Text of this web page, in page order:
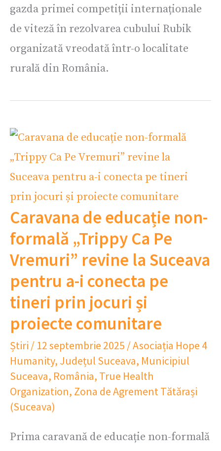
gazda primei competiții internaționale
de viteză în rezolvarea cubului Rubik
organizată vreodată într-o localitate
rurală din România.
Caravana de educație non-
formală „Trippy Ca Pe
Vremuri” revine la Suceava
pentru a-i conecta pe
tineri prin jocuri și
proiecte comunitare
Știri / 12 septembrie 2025 /Asociația Hope 4
Humanity, Județul Suceava, Municipiul
Suceava, România, True Health
Organization, Zona de Agrement Tătărași
(Suceava)
Prima caravană de educație non-formală